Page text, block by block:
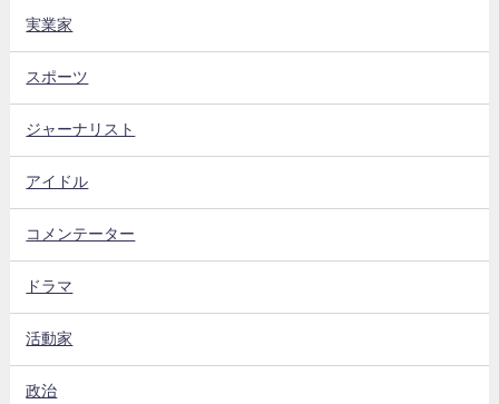
実業家
スポーツ
ジャーナリスト
アイドル
コメンテーター
ドラマ
活動家
政治